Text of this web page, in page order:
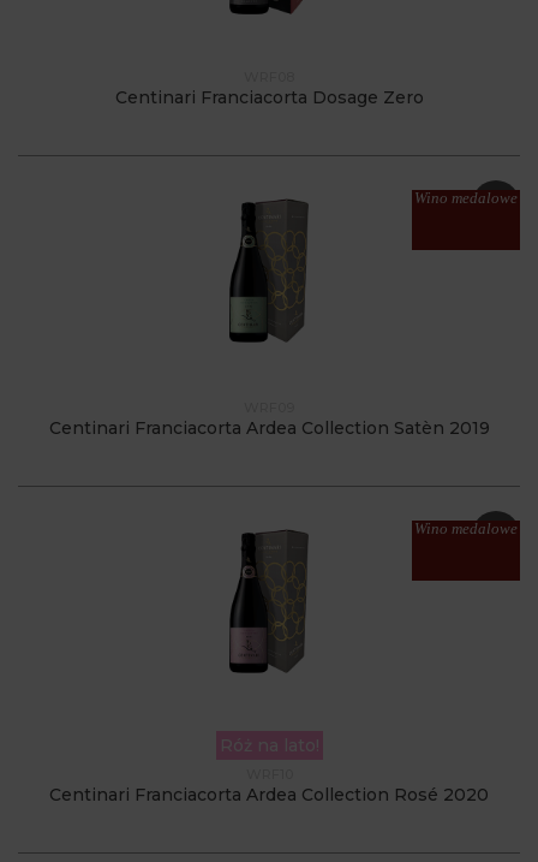
Centinari Franciacorta Dosage Zero
Wino medalowe
Centinari Franciacorta Ardea Collection Satèn 2019
Wino medalowe
Róż na lato!
Centinari Franciacorta Ardea Collection Rosé 2020